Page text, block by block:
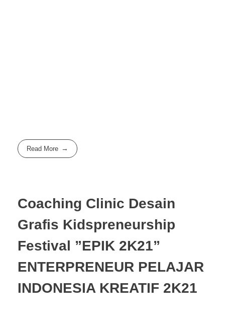
Read More
Coaching Clinic Desain
Grafis Kidspreneurship
Festival ”EPIK 2K21”
ENTERPRENEUR PELAJAR
INDONESIA KREATIF 2K21